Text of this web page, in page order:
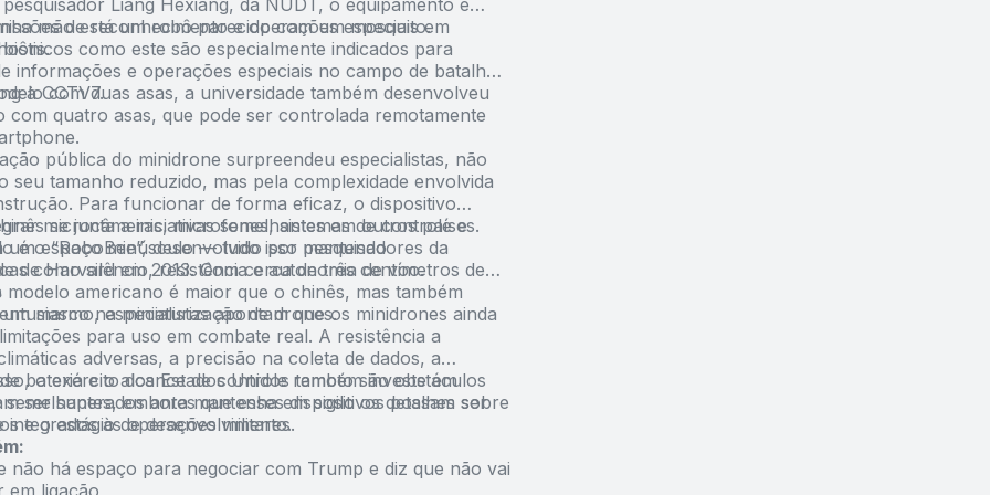
Liang Hexiang, da NUDT, o equipamento é
de reconhecimento e operações especiais em
mão está um robô parecido com um mosquito.
como este são especialmente indicados para
informações e operações especiais no campo de batalha”,
à CCTV7.
com duas asas, a universidade também desenvolveu
com quatro asas, que pode ser controlada remotamente
pública do minidrone surpreendeu especialistas, não
seu tamanho reduzido, mas pela complexidade envolvida
Para funcionar de forma eficaz, o dispositivo
microcâmeras, microfones, sistemas de controle e
um espaço minúsculo — tudo isso mantendo
como silêncio, resistência e autonomia de voo.
se junta a iniciativas semelhantes em outros países.
é o “RoboBee”, desenvolvido por pesquisadores da
de Harvard em 2013. Com cerca de três centímetros de
modelo americano é maior que o chinês, mas também
marco na miniaturização de drones.
especialistas apontam que os minidrones ainda
para uso em combate real. A resistência a
adversas, a precisão na coleta de dados, a
bateria e o alcance de controle remoto são obstáculos
ser superados antes que esses dispositivos possam ser
integrados às operações militares.
o exército dos Estados Unidos também investe em
semelhantes, embora mantenha em sigilo os detalhes sobre
e o estágio de desenvolvimento.
não há espaço para negociar com Trump e diz que não vai
em ligação